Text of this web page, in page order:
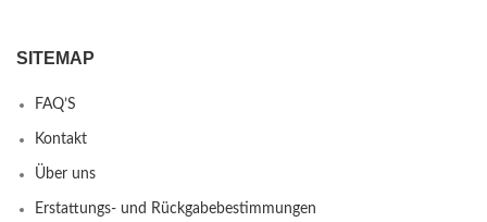
SITEMAP
FAQ’S
Kontakt
Über uns
Erstattungs- und Rückgabebestimmungen